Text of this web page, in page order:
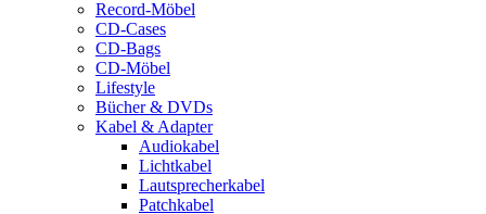
Record-Möbel
CD-Cases
CD-Bags
CD-Möbel
Lifestyle
Bücher & DVDs
Kabel & Adapter
Audiokabel
Lichtkabel
Lautsprecherkabel
Patchkabel